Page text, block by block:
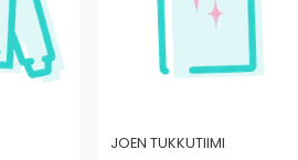
JOEN TUKKUTIIMI